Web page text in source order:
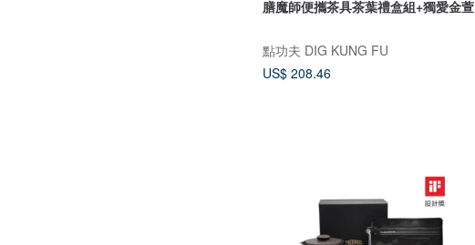
膳魔師便攜茶具茶葉禮盒組+獨愛金萱
點功夫 DIG KUNG FU
US$ 208.46